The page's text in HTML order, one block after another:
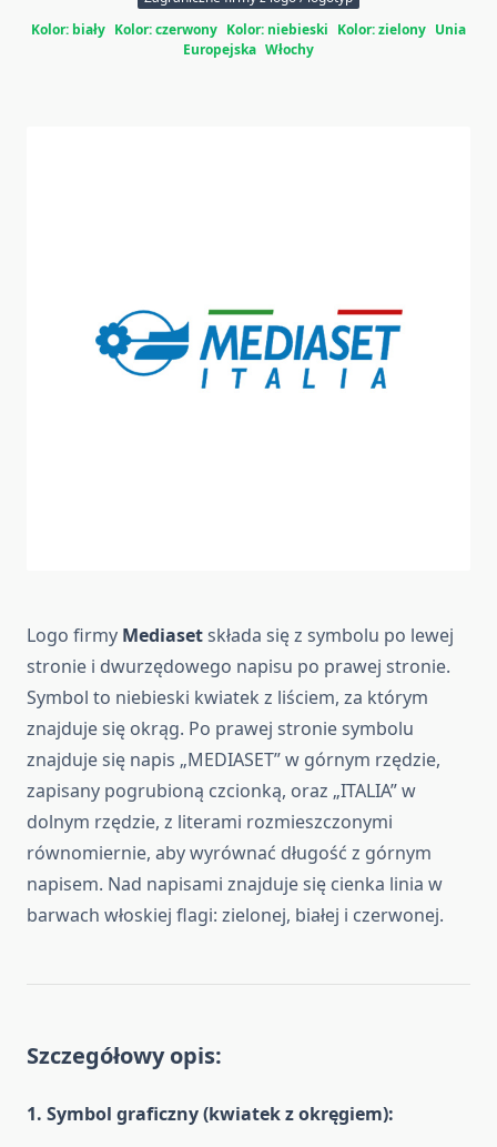
Kolor: biały Kolor: czerwony Kolor: niebieski Kolor: zielony Unia
Europejska Włochy
Logo firmy Mediasetskłada się z symbolu po lewej
stronie i dwurzędowego napisu po prawej stronie.
Symbol to niebieski kwiatek z liściem, za którym
znajduje się okrąg. Po prawej stronie symbolu
znajduje się napis „MEDIASET” w górnym rzędzie,
zapisany pogrubioną czcionką, oraz „ITALIA” w
dolnym rzędzie, z literami rozmieszczonymi
równomiernie, aby wyrównać długość z górnym
napisem. Nad napisami znajduje się cienka linia w
barwach włoskiej flagi: zielonej, białej i czerwonej.
Szczegółowy opis:
1. Symbol graficzny (kwiatek z okręgiem):